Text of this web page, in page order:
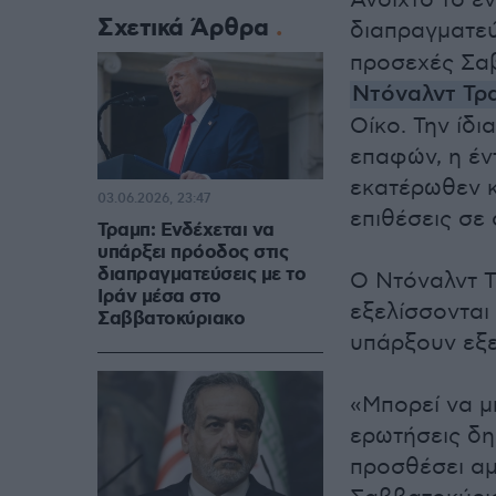
προσεχές
Ντόναλντ
Οίκο. Την
επαφών, η
εκατέρωθεν
επιθέσεις
Ο Ντόναλντ
υπάρξουν
«Μπορεί να
ερωτήσεις
προσθέσει
Σχετικά Άρθρα
Τραμπ: Ενδέχεται να
υπάρξει πρόοδος στις
διαπραγματεύσεις με το
Ιράν μέσα στο
Σαββατοκύριακο
03.06.2026, 23:47